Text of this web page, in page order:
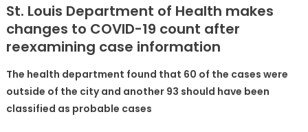
州、
圣
路
地
区
6
St. Louis Department of Health makes
changes to COVID-19 count after
reexamining case information
The health department found that 60 of the cases were
outside of the city and another 93 should have been
classified as probable cases